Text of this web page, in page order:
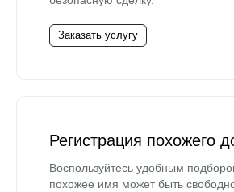
Заказать услугу
Регистрация похожего
Воспользуйтесь удобным
похожее имя может быть